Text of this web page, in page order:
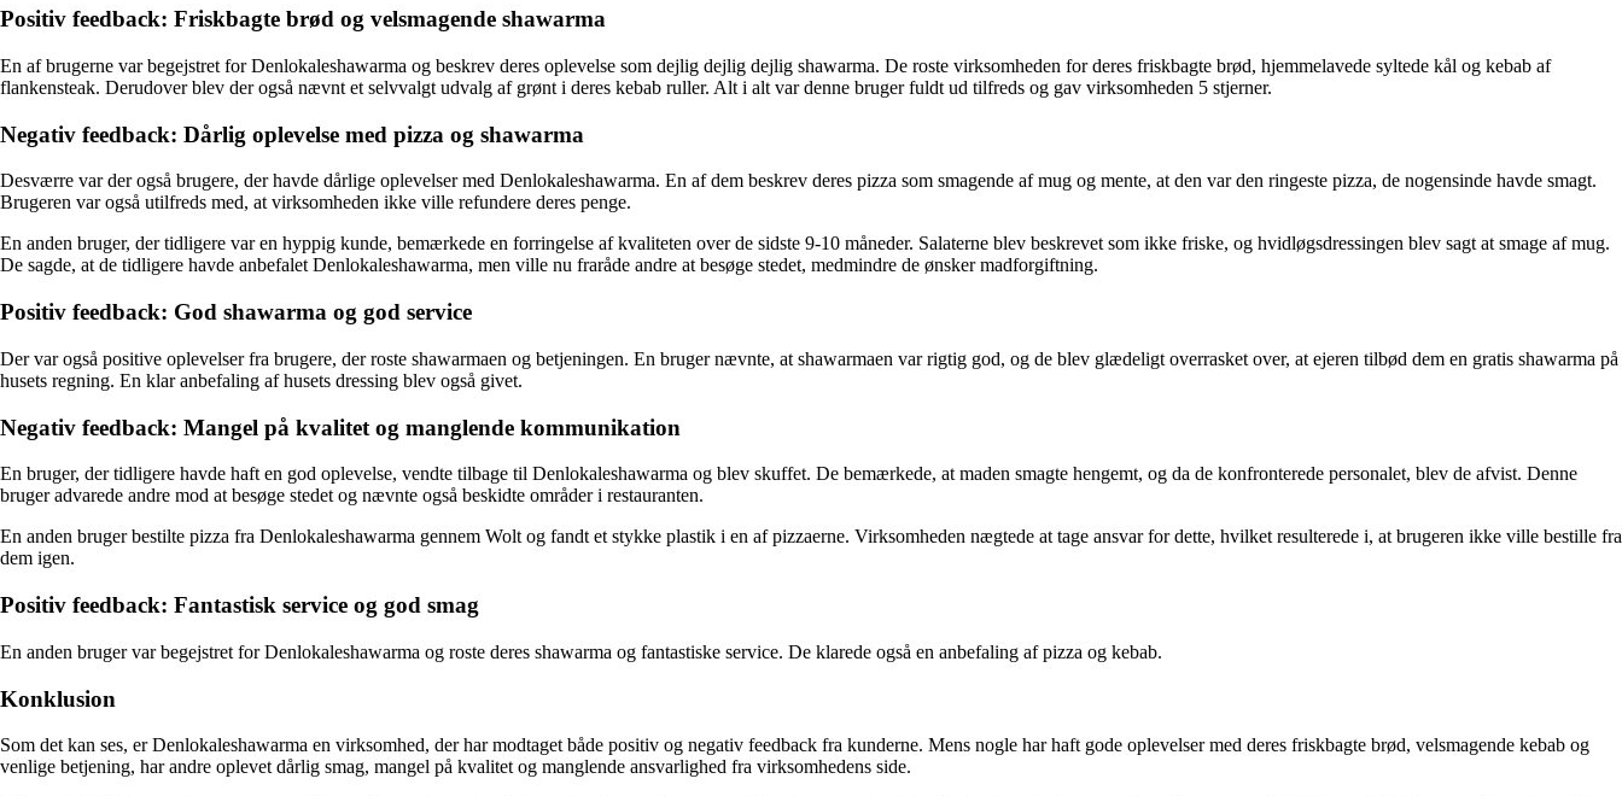
Positiv feedback: Friskbagte brød og velsmagende shawarma
En af brugerne var begejstret for Denlokaleshawarma og beskrev deres oplevelse som dejlig dejlig dejlig shawarma. De roste virksomheden for deres friskbagte brød, hjemmelavede syltede kål og kebab af
flankensteak. Derudover blev der også nævnt et selvvalgt udvalg af grønt i deres kebab ruller. Alt i alt var denne bruger fuldt ud tilfreds og gav virksomheden 5 stjerner.
Negativ feedback: Dårlig oplevelse med pizza og shawarma
Desværre var der også brugere, der havde dårlige oplevelser med Denlokaleshawarma. En af dem beskrev deres pizza som smagende af mug og mente, at den var den ringeste pizza, de nogensinde havde smagt.
Brugeren var også utilfreds med, at virksomheden ikke ville refundere deres penge.
En anden bruger, der tidligere var en hyppig kunde, bemærkede en forringelse af kvaliteten over de sidste 9-10 måneder. Salaterne blev beskrevet som ikke friske, og hvidløgsdressingen blev sagt at smage af mug.
De sagde, at de tidligere havde anbefalet Denlokaleshawarma, men ville nu fraråde andre at besøge stedet, medmindre de ønsker madforgiftning.
Positiv feedback: God shawarma og god service
Der var også positive oplevelser fra brugere, der roste shawarmaen og betjeningen. En bruger nævnte, at shawarmaen var rigtig god, og de blev glædeligt overrasket over, at ejeren tilbød dem en gratis shawarma på
husets regning. En klar anbefaling af husets dressing blev også givet.
Negativ feedback: Mangel på kvalitet og manglende kommunikation
En bruger, der tidligere havde haft en god oplevelse, vendte tilbage til Denlokaleshawarma og blev skuffet. De bemærkede, at maden smagte hengemt, og da de konfronterede personalet, blev de afvist. Denne
bruger advarede andre mod at besøge stedet og nævnte også beskidte områder i restauranten.
En anden bruger bestilte pizza fra Denlokaleshawarma gennem Wolt og fandt et stykke plastik i en af pizzaerne. Virksomheden nægtede at tage ansvar for dette, hvilket resulterede i, at brugeren ikke ville bestille fra
dem igen.
Positiv feedback: Fantastisk service og god smag
En anden bruger var begejstret for Denlokaleshawarma og roste deres shawarma og fantastiske service. De klarede også en anbefaling af pizza og kebab.
Konklusion
Som det kan ses, er Denlokaleshawarma en virksomhed, der har modtaget både positiv og negativ feedback fra kunderne. Mens nogle har haft gode oplevelser med deres friskbagte brød, velsmagende kebab og
venlige betjening, har andre oplevet dårlig smag, mangel på kvalitet og manglende ansvarlighed fra virksomhedens side.